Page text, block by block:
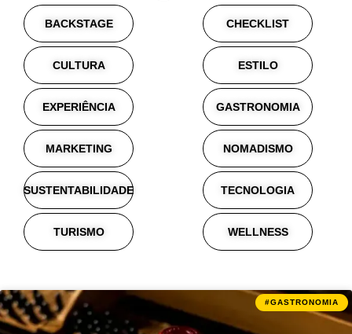
BACKSTAGE CHECKLIST
CULTURA ESTILO
EXPERIÊNCIA GASTRONOMIA
MARKETING NOMADISMO
SUSTENTABILIDADE TECNOLOGIA
TURISMO WELLNESS
#GASTRONOMIA